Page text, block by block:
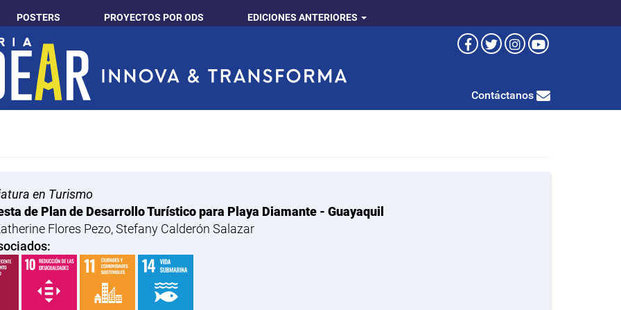
POSTERS PROYECTOS POR ODS EDICIONES ANTERIORES
Contáctanos
en Turismo
de Plan de Desarrollo Turístico para Playa Diamante - Guayaquil
Flores Pezo, Stefany Calderón Salazar